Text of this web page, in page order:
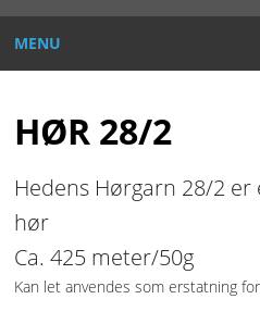
MENU
DIVERSE
GARN OG TRÅD
GLAS, PLAST, METAL
HØR 28/2
Hedens Hørgarn 28/2
hør
Ca. 425 meter/50g
Kan let anvendes som erstatning